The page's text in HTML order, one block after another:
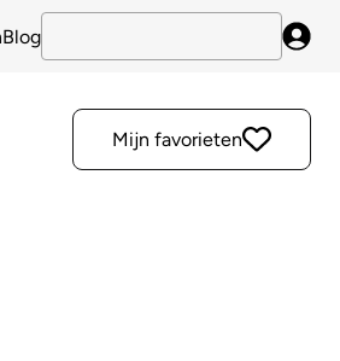
Blog
Mijn favorieten